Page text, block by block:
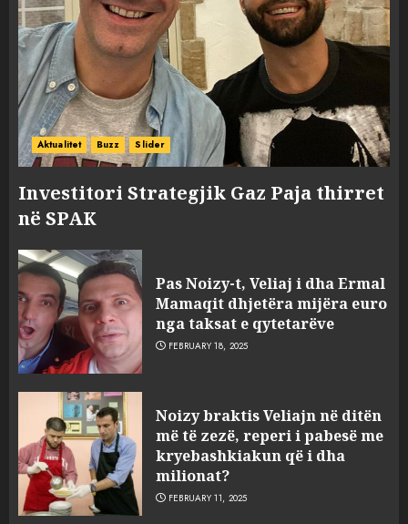
Aktualitet Buzz Slider
Investitori Strategjik Gaz Paja thirret
në SPAK
Pas Noizy-t, Veliaj i dha Ermal
Mamaqit dhjetëra mijëra euro
nga taksat e qytetarëve
FEBRUARY 18, 2025
Noizy braktis Veliajn në ditën
më të zezë, reperi i pabesë me
kryebashkiakun që i dha
milionat?
FEBRUARY 11, 2025
3
sulmuan “One Albania”,
ngjarja u fsheh. A u vodhën
serverat?
MARCH 25, 2025